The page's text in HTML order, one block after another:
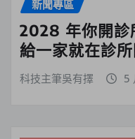
新聞專區
2028 年你開診
給一家就在診所
科技主筆吳有擇 5